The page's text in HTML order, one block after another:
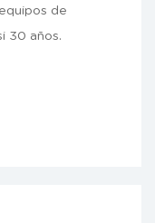
de
30 años.